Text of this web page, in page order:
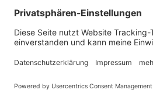
E:willkommen@schnitzler.com
© 2025 Modehaus Schnitzler GmbH & Co. KG